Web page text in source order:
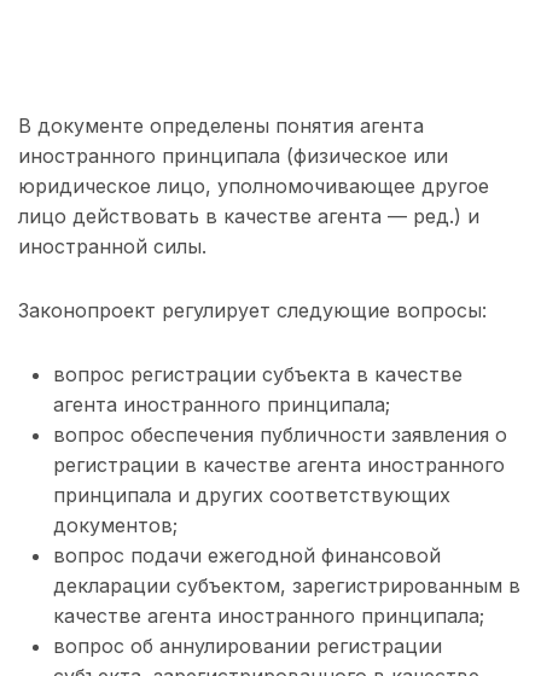
В документе определены понятия агента
иностранного принципала (физическое или
юридическое лицо, уполномочивающее другое
лицо действовать в качестве агента — ред.) и
иностранной силы.
Законопроект регулирует следующие вопросы:
вопрос регистрации субъекта в качестве
агента иностранного принципала;
вопрос обеспечения публичности заявления о
регистрации в качестве агента иностранного
принципала и других соответствующих
документов;
вопрос подачи ежегодной финансовой
декларации субъектом, зарегистрированным в
качестве агента иностранного принципала;
вопрос об аннулировании регистрации